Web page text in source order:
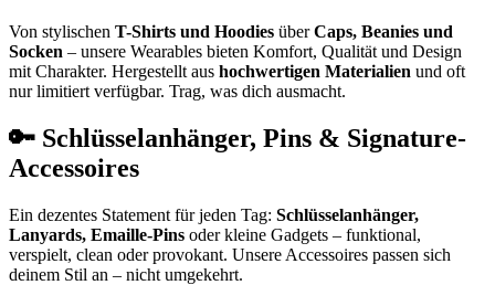
Von stylischen T-Shirts und Hoodies überCaps, Beanies und
Socken – unsere Wearables bieten Komfort, Qualität und Design
mit Charakter. Hergestellt aus hochwertigen Materialien und oft
nur limitiert verfügbar. Trag, was dich ausmacht.
🔑 Schlüsselanhänger, Pins & Signature-
Accessoires
Ein dezentes Statement für jeden Tag: Schlüsselanhänger,
Lanyards, Emaille-Pins oder kleine Gadgets – funktional,
verspielt, clean oder provokant. Unsere Accessoires passen sich
deinem Stil an – nicht umgekehrt.